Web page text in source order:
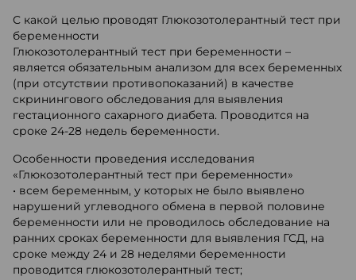
С какой целью проводят Глюкозотолерантный тест при
беременности
Глюкозотолерантный тест при беременности –
является обязательным анализом для всех беременных
(при отсутствии противопоказаний) в качестве
скринингового обследования для выявления
гестационного сахарного диабета. Проводится на
сроке 24-28 недель беременности.
Особенности проведения исследования
«Глюкозотолерантный тест при беременности»
• всем беременным, у которых не было выявлено
нарушений углеводного обмена в первой половине
беременности или не проводилось обследование на
ранних сроках беременности для выявления ГСД, на
сроке между 24 и 28 неделями беременности
проводится глюкозотолерантный тест;